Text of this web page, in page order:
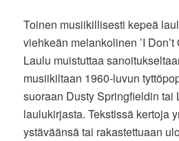
Toinen musiikillisesti kepeä
viehkeän melankolinen ’I Don’t
Laulu muistuttaa
musiikiltaan 1960-luvun
suoraan Dusty Springfieldin tai
laulukirjasta. Tekstissä kertoja
ystäväänsä tai rakastettuaan